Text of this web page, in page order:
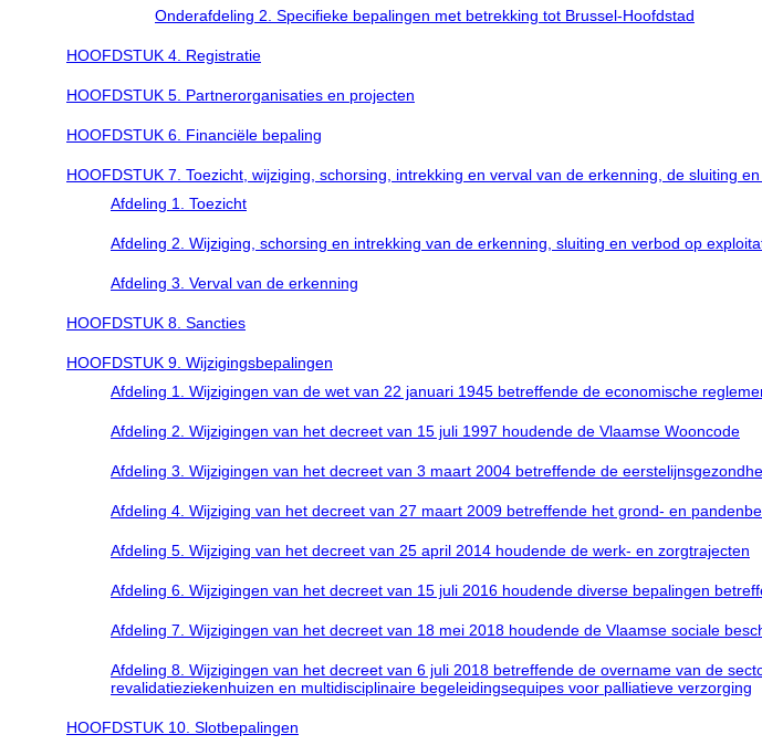
Onderafdeling 2. Specifieke bepalingen met betrekking tot Brussel-Hoofdstad
HOOFDSTUK 4. Registratie
HOOFDSTUK 5. Partnerorganisaties en projecten
HOOFDSTUK 6. Financiële bepaling
HOOFDSTUK 7. Toezicht, wijziging, schorsing, intrekking en verval van de erkenning, de sluiting
Afdeling 1. Toezicht
Afdeling 2. Wijziging, schorsing en intrekking van de erkenning, sluiting en verbod op
Afdeling 3. Verval van de erkenning
HOOFDSTUK 8. Sancties
HOOFDSTUK 9. Wijzigingsbepalingen
Afdeling 1. Wijzigingen van de wet van 22 januari 1945 betreffende de economische
Afdeling 2. Wijzigingen van het decreet van 15 juli 1997 houdende de Vlaamse Wooncode
Afdeling 3. Wijzigingen van het decreet van 3 maart 2004 betreffende de
Afdeling 4. Wijziging van het decreet van 27 maart 2009 betreffende het grond- en
Afdeling 5. Wijziging van het decreet van 25 april 2014 houdende de werk- en zorgtrajecten
Afdeling 6. Wijzigingen van het decreet van 15 juli 2016 houdende diverse bepalingen
Afdeling 7. Wijzigingen van het decreet van 18 mei 2018 houdende de Vlaamse sociale
Afdeling 8. Wijzigingen van het decreet van 6 juli 2018 betreffende de overname van de
revalidatieziekenhuizen en multidisciplinaire begeleidingsequipes voor palliatieve verzorging
HOOFDSTUK 10. Slotbepalingen